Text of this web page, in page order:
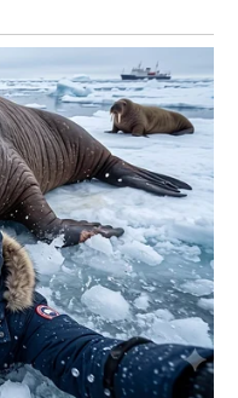
stila, no
na to da su bili
da su zamislili
kćeri. Potrudio sam
roditelje da
se od miješanja.
čovjek. I tako je
više nije mogao
običaje, osjećao
konkretnom